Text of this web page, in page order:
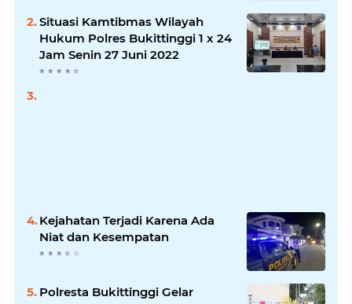
Situasi Kamtibmas Wilayah
Hukum Polres Bukittinggi 1 x 24
Jam Senin 27 Juni 2022
Kejahatan Terjadi Karena Ada
Niat dan Kesempatan
Polresta Bukittinggi Gelar